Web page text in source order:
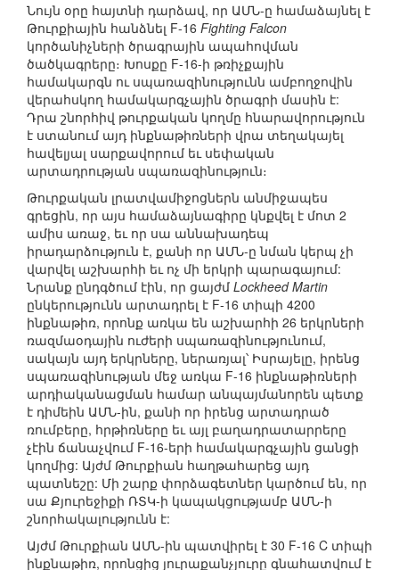
Նույն օրը հայտնի դարձավ, որ ԱՄՆ-ը համաձայնել է
Թուրքիային հանձնել F-16 Fighting Falcon
կործանիչների ծրագրային ապահովման
ծածկագրերը։ Խոսքը F-16-ի թռիչքային
համակարգն ու սպառազինությունն ամբողջովին
վերահսկող համակարգչային ծրագրի մասին է:
Դրա շնորհիվ թուրքական կողմը հնարավորություն
է ստանում այդ ինքնաթիռների վրա տեղակայել
հավելյալ սարքավորում եւ սեփական
արտադրության սպառազինություն։
Թուրքական լրատվամիջոցներն անմիջապես
գրեցին, որ այս համաձայնագիրը կնքվել է մոտ 2
ամիս առաջ, եւ որ սա աննախադեպ
իրադարձություն է, քանի որ ԱՄՆ-ը նման կերպ չի
վարվել աշխարհի եւ ոչ մի երկրի պարագայում:
Նրանք ընդգծում էին, որ ցայժմ Lockheed Martin
ընկերությունն արտադրել է F-16 տիպի 4200
ինքնաթիռ, որոնք առկա են աշխարհի 26 երկրների
ռազմաօդային ուժերի սպառազինությունում,
սակայն այդ երկրները, ներառյալ՝ Իսրայելը, իրենց
սպառազինության մեջ առկա F-16 ինքնաթիռների
արդիականացման համար անպայմանորեն պետք
է դիմեին ԱՄՆ-ին, քանի որ իրենց արտադրած
ռումբերը, հրթիռները եւ այլ բաղադրատարրերը
չէին ճանաչվում F-16-երի համակարգչային ցանցի
կողմից: Այժմ Թուրքիան հաղթահարեց այդ
պատնեշը: Մի շարք փորձագետներ կարծում են, որ
սա Քյուրեջիքի ՌՏԿ-ի կապակցությամբ ԱՄՆ-ի
շնորհակալությունն է:
Այժմ Թուրքիան ԱՄՆ-ին պատվիրել է 30 F-16 C տիպի
ինքնաթիռ, որոնցից յուրաքանչյուրը գնահատվում է